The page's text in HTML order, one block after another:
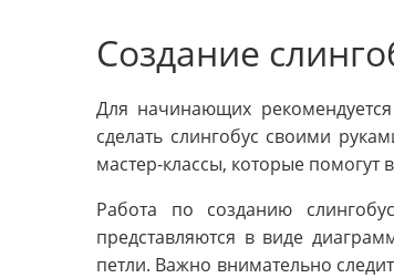
Создание
Для начинающих
сделать слингобус своими
мастер-классы, которые помогут
Работа по созданию
представляются в виде
петли. Важно внимательно